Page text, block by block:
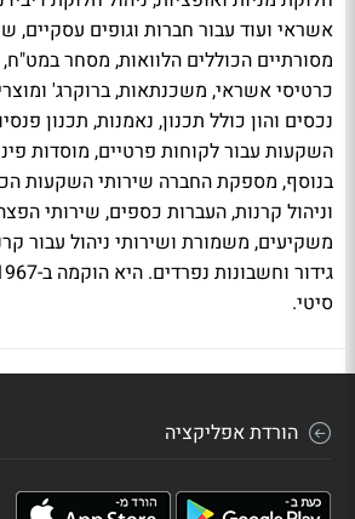
אשראי ועוד עבור חברות וגופים עסקיים,
מסורתיים הכוללים הלוואות, מסחר
כרטיסי אשראי, משכנתאות, ברוקרג'
נכסים והון כולל תכנון, נאמנות, תכנון
השקעות עבור לקוחות פרטיים, מוסדות
בנוסף, מספקת החברה שירותי השקעות
וניהול קרנות, העברות כספים, שירותי
משקיעים, משמורת ושירותי ניהול עבור
סיטי.
הורדת אפליקציה